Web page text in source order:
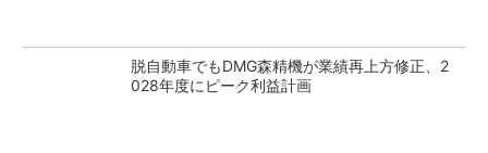
脱自動車でもDMG森精機が業績再上方修正、2
028年度にピーク利益計画